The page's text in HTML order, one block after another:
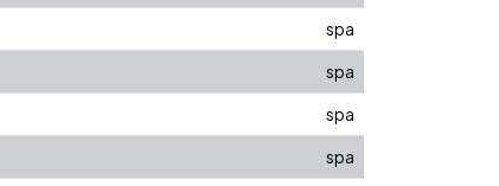
spa
spa
spa
spa